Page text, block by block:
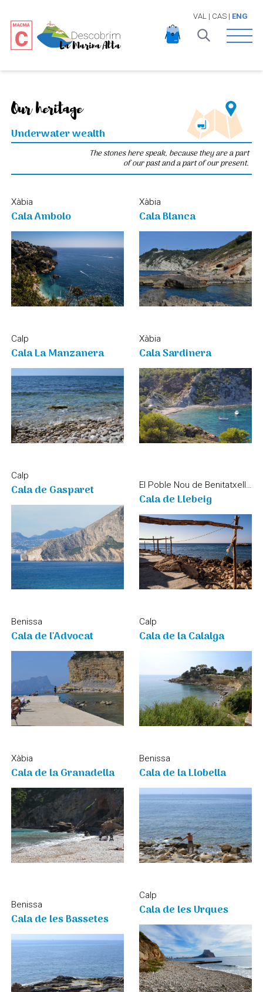
VAL | CAS| ENG
Open
Our heritage
Underwater wealth
The stones here speak, because they are a part
of our past and a part of our present.
Xàbia
Cala Ambolo
Xàbia
Cala Blanca
Calp
Cala La Manzanera
Xàbia
Cala Sardinera
Calp
Cala de Gasparet El Poble Nou de Benitatxell / Teulada Moraira
Cala de Llebeig
Benissa
Cala de l'Advocat
Calp
Cala de la Calalga
Xàbia
Cala de la Granadella
Benissa
Cala de la Llobella
Benissa
Cala de les Bassetes
Calp
Cala de les Urques